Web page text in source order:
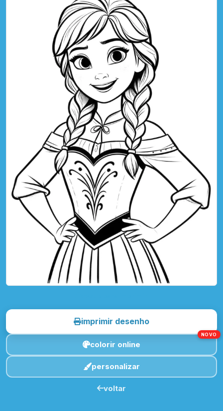
imprimir desenho
colorir online
NOVO
personalizar
voltar